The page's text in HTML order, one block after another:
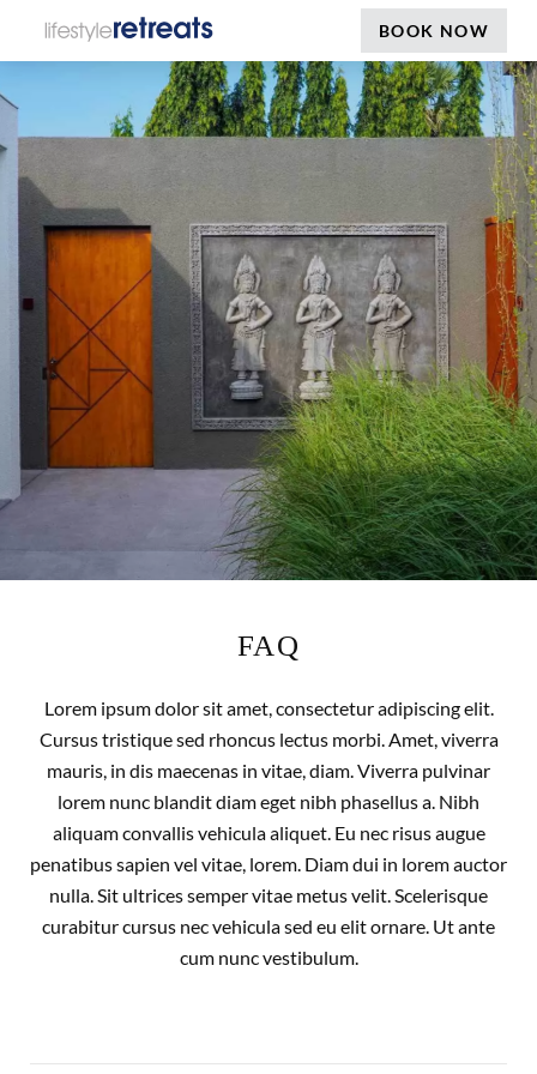
BOOK NOW
FAQ
Lorem ipsum dolor sit amet, consectetur adipiscing elit.
Cursus tristique sed rhoncus lectus morbi. Amet, viverra
mauris, in dis maecenas in vitae, diam. Viverra pulvinar
lorem nunc blandit diam eget nibh phasellus a. Nibh
aliquam convallis vehicula aliquet. Eu nec risus augue
penatibus sapien vel vitae, lorem. Diam dui in lorem auctor
nulla. Sit ultrices semper vitae metus velit. Scelerisque
curabitur cursus nec vehicula sed eu elit ornare. Ut ante
cum nunc vestibulum.